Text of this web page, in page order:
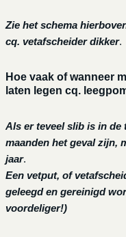
Zie het schema
cq. vetafscheider dikker.
Hoe vaak of wanneer
laten legen cq.
Als er teveel slib is in de
maanden het geval zijn,
jaar.
Een vetput, of
geleegd en gereinigd
voordeliger!)